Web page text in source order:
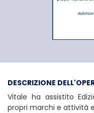
DESCRIZIONE
Vitale ha assistito
propri marchi e attività